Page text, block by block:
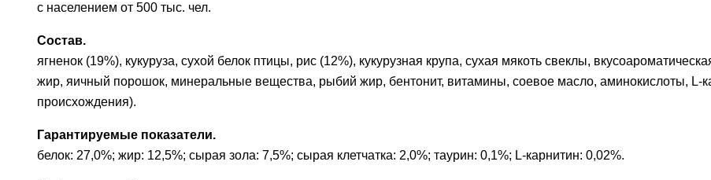
с населением от 500 тыс. чел.
Состав.
ягненок (19%), кукуруза, сухой белок птицы, рис (12%), кукурузная крупа, сухая мякоть свеклы,
жир, яичный порошок, минеральные вещества, рыбий жир, бентонит, витамины, соевое масло, аминокислоты, L-
происхождения).
Гарантируемые показатели.
белок: 27,0%; жир: 12,5%; сырая зола: 7,5%; сырая клетчатка: 2,0%; таурин: 0,1%; L-карнитин: 0,02%.